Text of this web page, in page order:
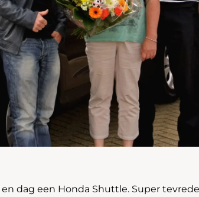
dag een Honda Shuttle. Super